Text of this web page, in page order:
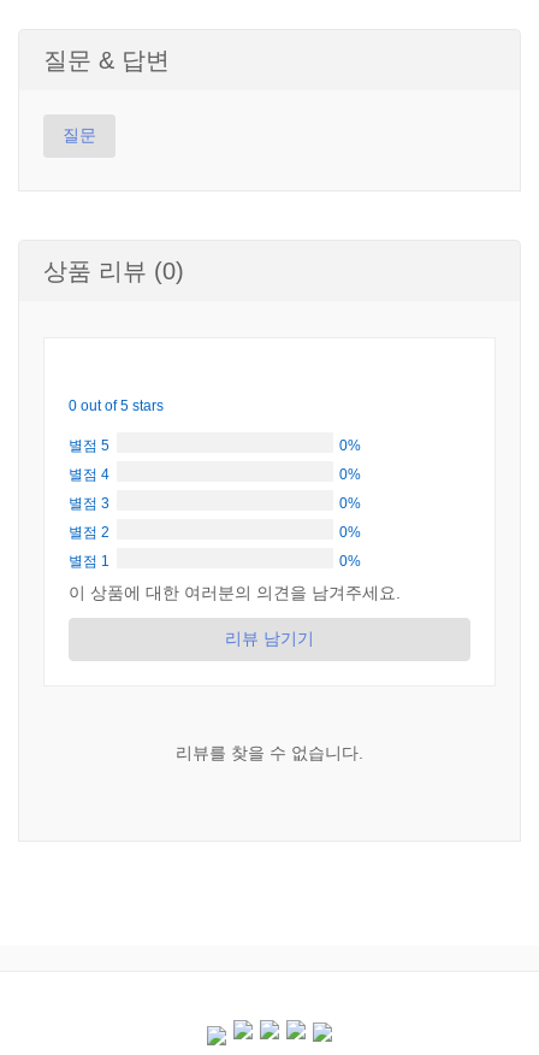
질문 & 답변
질문
상품 리뷰 (0)
0 out of 5 stars
별점 5
0%
별점 4
0%
별점 3
0%
별점 2
0%
별점 1
0%
이 상품에 대한 여러분의 의견을 남겨주세요.
리뷰 남기기
리뷰를 찾을 수 없습니다.